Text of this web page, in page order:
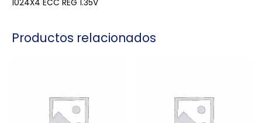
1024X4 ECC REG 1.35V
Productos relacionados